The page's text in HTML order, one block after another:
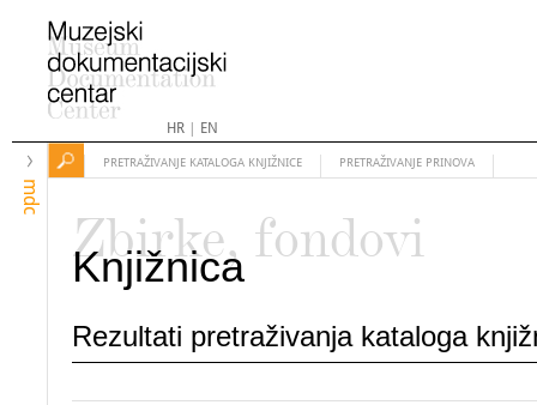
HR| EN
mdc
PRETRAŽIVANJE KATALOGA KNJIŽNICE PRETRAŽIVANJE PRINOVA
Zbirke, fondovi
Knjižnica
Rezultati pretraživanja kataloga